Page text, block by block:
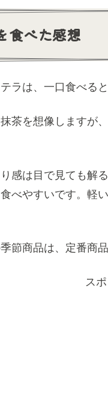
食べた感想
ラは、一口食べる
茶を想像しますが
感は目で見ても解
べやすいです。軽
節商品は、定番商
ス